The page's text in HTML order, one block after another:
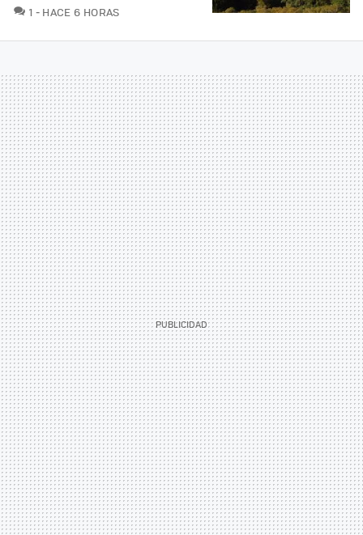
1 COMENTARIOS
HACE 6 HORAS